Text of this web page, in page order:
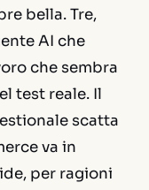
bella. Tre,
AI che
che sembra
test reale. Il
scatta
va in
per ragioni